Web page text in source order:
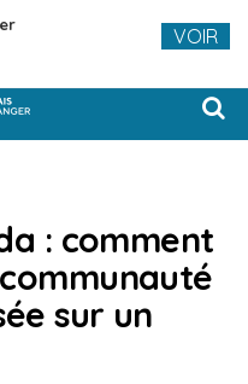
: comment
sur un
VOIR